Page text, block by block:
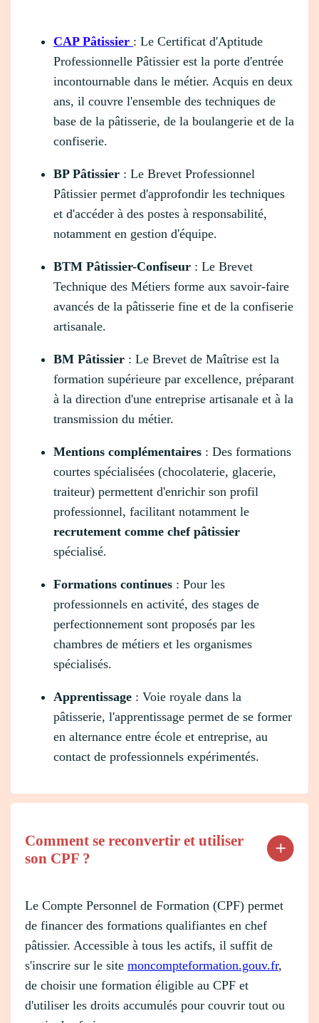
CAP Pâtissier : Le Certificat d'Aptitude
Professionnelle Pâtissier est la porte d'entrée
incontournable dans le métier. Acquis en deux
ans, il couvre l'ensemble des techniques de
base de la pâtisserie, de la boulangerie et de la
confiserie.
BP Pâtissier : Le Brevet Professionnel
Pâtissier permet d'approfondir les techniques
et d'accéder à des postes à responsabilité,
notamment en gestion d'équipe.
BTM Pâtissier-Confiseur : Le Brevet
Technique des Métiers forme aux savoir-faire
avancés de la pâtisserie fine et de la confiserie
artisanale.
BM Pâtissier : Le Brevet de Maîtrise est la
formation supérieure par excellence, préparant
à la direction d'une entreprise artisanale et à la
transmission du métier.
Mentions complémentaires : Des formations
courtes spécialisées (chocolaterie, glacerie,
traiteur) permettent d'enrichir son profil
professionnel, facilitant notamment le
recrutement comme chef pâtissier
spécialisé.
Formations continues : Pour les
professionnels en activité, des stages de
perfectionnement sont proposés par les
chambres de métiers et les organismes
spécialisés.
Apprentissage : Voie royale dans la
pâtisserie, l'apprentissage permet de se former
en alternance entre école et entreprise, au
contact de professionnels expérimentés.
Comment se reconvertir et utiliser
son CPF ?
Le Compte Personnel de Formation (CPF) permet
de financer des formations qualifiantes en chef
pâtissier. Accessible à tous les actifs, il suffit de
s'inscrire sur le site moncompteformation.gouv.fr,
de choisir une formation éligible au CPF et
d'utiliser les droits accumulés pour couvrir tout ou